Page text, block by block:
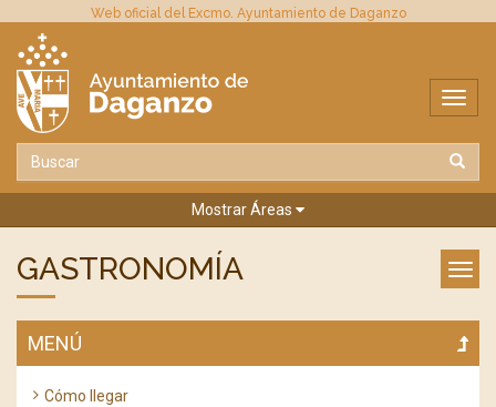
Web oficial del Excmo. Ayuntamiento de Daganzo
Mostrar Áreas
GASTRONOMÍA
MENÚ
Cómo llegar